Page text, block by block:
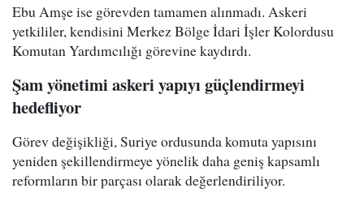
Ebu Amşe ise görevden tamamen alınmadı. Askeri
yetkililer, kendisini Merkez Bölge İdari İşler Kolordusu
Komutan Yardımcılığı görevine kaydırdı.
Şam yönetimi askeri yapıyı güçlendirmeyi
hedefliyor
Görev değişikliği, Suriye ordusunda komuta yapısını
yeniden şekillendirmeye yönelik daha geniş kapsamlı
reformların bir parçası olarak değerlendiriliyor.